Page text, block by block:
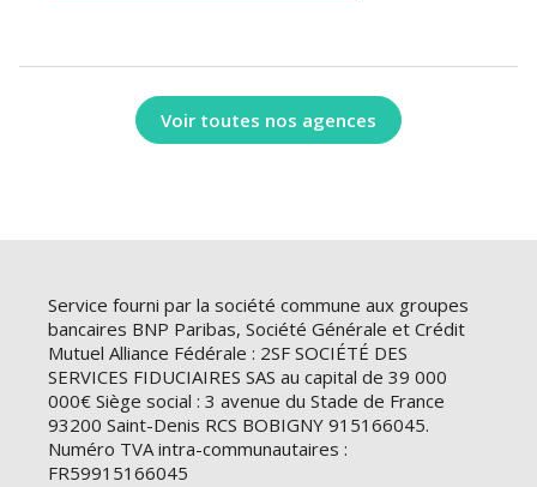
Voir toutes nos agences
Service fourni par la société commune aux groupes
bancaires BNP Paribas, Société Générale et Crédit
Mutuel Alliance Fédérale : 2SF SOCIÉTÉ DES
SERVICES FIDUCIAIRES SAS au capital de 39 000
000€ Siège social : 3 avenue du Stade de France
93200 Saint-Denis RCS BOBIGNY 915166045.
Numéro TVA intra-communautaires :
FR59915166045